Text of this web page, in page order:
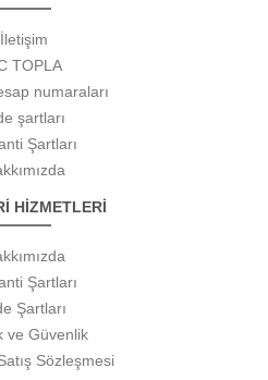
İletişim
TOPLA
numaraları
şartları
Şartları
HİZMETLERİ
Şartları
Şartları
ve Güvenlik
Sözleşmesi